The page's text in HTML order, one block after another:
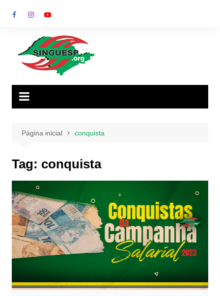
para
Página inicial conquista
Tag: conquista